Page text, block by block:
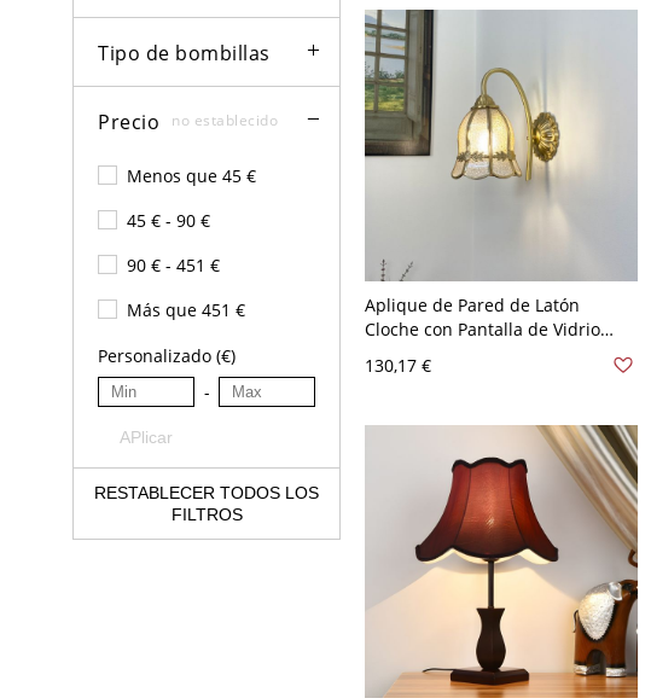
Tipo de bombillas
Precio no establecido
Menos que 45 €
45 € - 90 €
90 € - 451 €
Más que 451 €
Personalizado (€)
-
APlicar
RESTABLECER TODOS LOS
FILTROS
Aplique de Pared de Latón
Cloche con Pantalla de Vidrio
Transparente, Lámpara de Pared
Hacia Abajo, 110V-120V
130,17 €